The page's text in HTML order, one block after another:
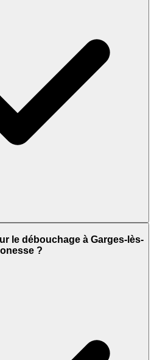
le débouchage à Garges-lès-
?